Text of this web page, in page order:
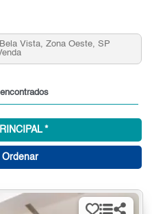
2 Quartos 2 Vagas na
*
Ordenar